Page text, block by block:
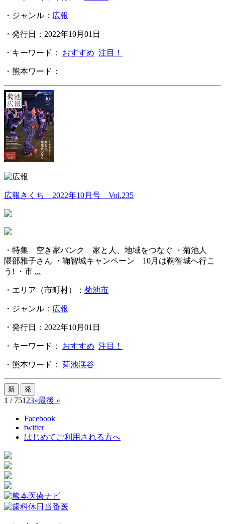
・ジャンル： 広報
・発行日：2022年10月01日
・キーワード： おすすめ 注目！
・熊本ワード：
広報きくち 2022年10月号 Vol.235
・特集 空き家バンク 家と人、地域をつなぐ ・菊池人
隈部雅子さん ・鞠智城キャンペーン 10月は鞠智城へ行こ
う! ・市 ...
・エリア（市町村）： 菊池市
・ジャンル： 広報
・発行日：2022年10月01日
・キーワード： おすすめ 注目！
・熊本ワード： 菊池渓谷
1 / 751 23»最後 »
Facebook
twitter
はじめてご利用される方へ